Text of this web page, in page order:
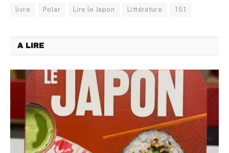
livre Polar Lire le Japon Littérature 151
A LIRE